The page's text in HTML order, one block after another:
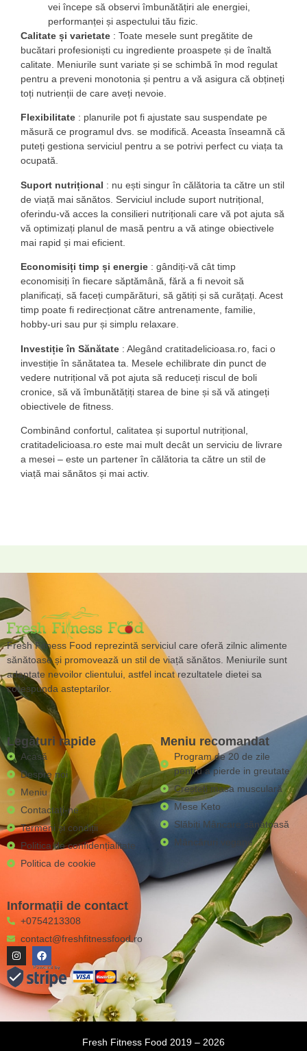
vei începe să observi îmbunătățiri ale energiei,
performanței și aspectului tău fizic.
Calitate și varietate : Toate mesele sunt pregătite de
bucătari profesioniști cu ingrediente proaspete și de înaltă
calitate. Meniurile sunt variate și se schimbă în mod regulat
pentru a preveni monotonia și pentru a vă asigura că obțineți
toți nutrienții de care aveți nevoie.
Flexibilitate : planurile pot fi ajustate sau suspendate pe
măsură ce programul dvs. se modifică. Aceasta înseamnă că
puteți gestiona serviciul pentru a se potrivi perfect cu viața ta
ocupată.
Suport nutrițional : nu ești singur în călătoria ta către un stil
de viață mai sănătos. Serviciul include suport nutrițional,
oferindu-vă acces la consilieri nutriționali care vă pot ajuta să
vă optimizați planul de masă pentru a vă atinge obiectivele
mai rapid și mai eficient.
Economisiți timp și energie : gândiți-vă cât timp
economisiți în fiecare săptămână, fără a fi nevoit să
planificați, să faceți cumpărături, să gătiți și să curățați. Acest
timp poate fi redirecționat către antrenamente, familie,
hobby-uri sau pur și simplu relaxare.
Investiție în Sănătate : Alegând cratitadelicioasa.ro, faci o
investiție în sănătatea ta. Mesele echilibrate din punct de
vedere nutrițional vă pot ajuta să reduceți riscul de boli
cronice, să vă îmbunătățiți starea de bine și să vă atingeți
obiectivele de fitness.
Combinând confortul, calitatea și suportul nutrițional,
cratitadelicioasa.ro este mai mult decât un serviciu de livrare
a mesei – este un partener în călătoria ta către un stil de
viață mai sănătos și mai activ.
Fresh Fitness Food reprezintă serviciul care oferă zilnic alimente
sănătoase și promovează un stil de viață sănătos. Meniurile sunt
adaptate nevoilor clientului, astfel incat rezultatele dietei sa
corespunda asteptarilor.
Legături rapide
Acasă
Despre noi
Meniu
Contactaţi-ne
Termeni și condiții
Politica de confidențialitate
Politica de cookie
Meniu recomandat
Program de 20 de zile
pentru a pierde in greutate
Creșteți masa musculară
Mese Keto
Slăbiți Mâncare sănătoasă
Mâncăruri vegane
Informații de contact
+0754213308
contact@freshfitnessfood.ro
Fresh Fitness Food 2019 – 2026